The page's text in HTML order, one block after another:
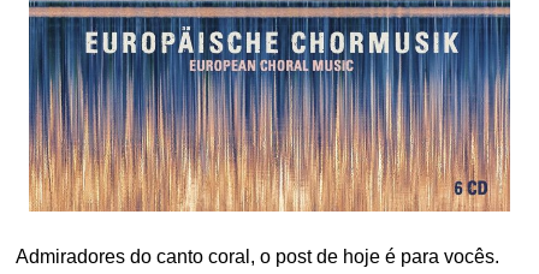
Admiradores do canto coral, o post de hoje é para vocês.